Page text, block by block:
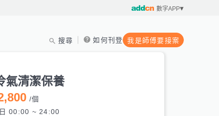
數字APP
搜尋 如何刊登 我是師傅要接案
氣清潔保養
/個
00:00 ~ 24:00